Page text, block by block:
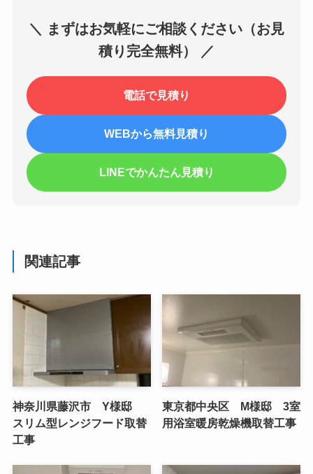
＼ まずはお気軽にご相談ください（お見
積り完全無料） ／
電話で見積り
WEBから無料見積り
LINEでかんたん見積り
関連記事
神奈川県藤沢市 Y様邸
スリム型レンジフード取替
工事
東京都中央区 M様邸 3室
用浴室暖房乾燥機取替工事